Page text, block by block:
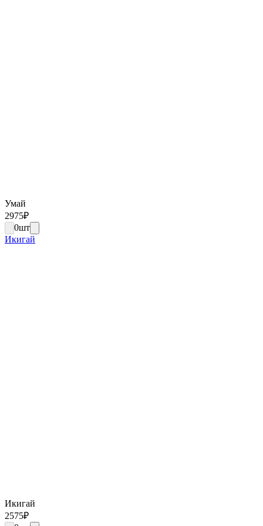
Умай
2975₽
0шт
Икигай
Икигай
2575₽